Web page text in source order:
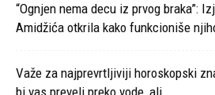
“Ognjen nema decu iz prvog braka”:
Amidžića otkrila kako funkcioniše
Važe za najprevrtljiviji horoskopski